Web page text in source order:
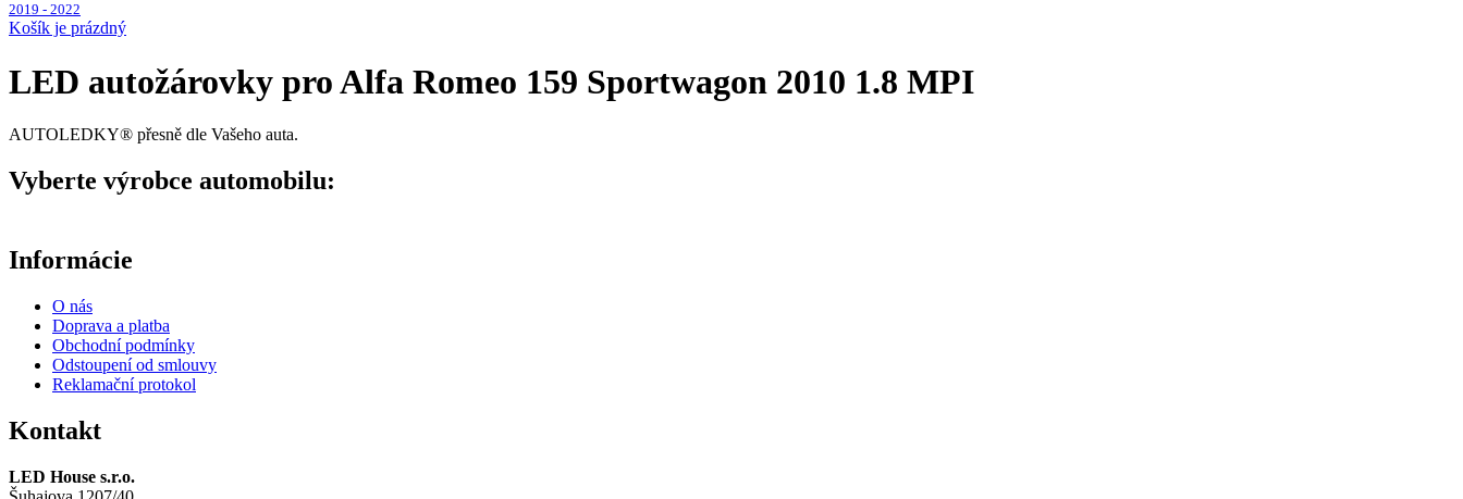
2019 - 2022
Košík je prázdný
LED autožárovky pro Alfa Romeo 159 Sportwagon 2010 1.8 MPI
AUTOLEDKY® přesně dle Vašeho auta.
Vyberte výrobce automobilu:
Informácie
O nás
Doprava a platba
Obchodní podmínky
Odstoupení od smlouvy
Reklamační protokol
Kontakt
LED House s.r.o.